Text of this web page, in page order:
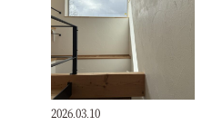
2026.03.10